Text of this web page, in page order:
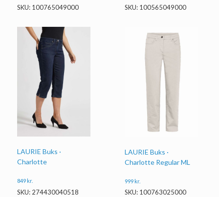
SKU: 100765049000 SKU: 100565049000
LAURIE Buks ·
Charlotte
849 kr.
SKU: 274430040518
LAURIE Buks ·
Charlotte Regular ML
999kr.
SKU: 100763025000